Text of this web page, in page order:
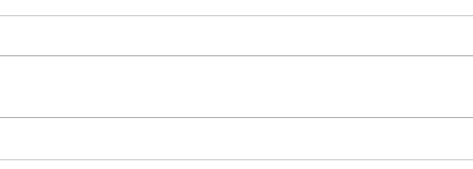
CALAMA: PDI de la capital minera